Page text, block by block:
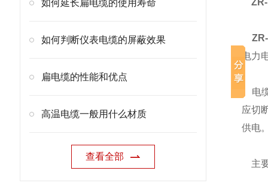
如何延长扁电缆的使用寿命
如何判断仪表电缆的屏蔽效果
扁电缆的性能和优点
高温电缆一般用什么材质
查看全部
电力
电
应切
供电
主